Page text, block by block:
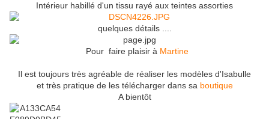
Intérieur habillé d'un tissu rayé aux teintes assorties
quelques détails ....
Pour faire plaisir à Martine
Il est toujours très agréable de réaliser les modèles d'Isabulle
et très pratique de les télécharger dans sa boutique
A bientôt